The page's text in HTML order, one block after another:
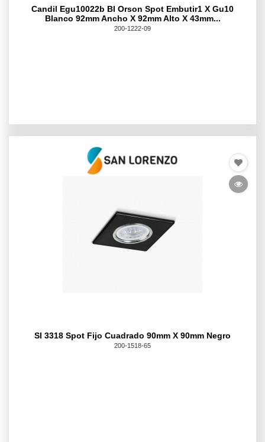
Candil Egu10022b Bl Orson Spot Embutir1 X Gu10
Blanco 92mm Ancho X 92mm Alto X 43mm...
200-1222-09
Sl 3318 Spot Fijo Cuadrado 90mm X 90mm Negro
200-1518-65